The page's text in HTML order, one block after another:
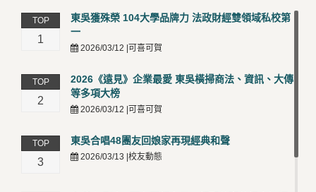
TOP
1
東吳獲殊榮 104大學品牌力 法政財經雙領域私校第
一
2026/03/12 |可喜可賀
TOP
2
2026《遠見》企業最愛 東吳橫掃商法、資訊、大傳
等多項大榜
2026/03/12 |可喜可賀
TOP
3
東吳合唱48團友回娘家再現經典和聲
2026/03/13 |校友動態